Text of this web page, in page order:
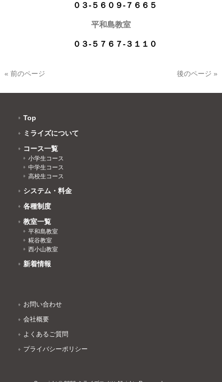
０３-５６０９-７６６５
平和島教室
０３-５７６７-３１１０
« 前のページ 後のページ »
Top
ミライズについて
コース一覧
小学生コース
中学生コース
高校生コース
システム・料金
各種制度
教室一覧
平和島教室
糀谷教室
西小山教室
新着情報
お問い合わせ
会社概要
よくあるご質問
プライバシーポリシー